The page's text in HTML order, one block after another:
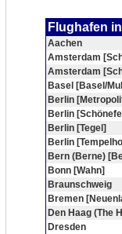
Flughafen
Aachen
Amsterdam
Amsterdam
Basel [Basel/
Berlin
Berlin
Berlin [Tegel]
Berlin
Bern (Berne)
Bonn [Wahn]
Braunschweig
Bremen
Den Haag (The
Dresden